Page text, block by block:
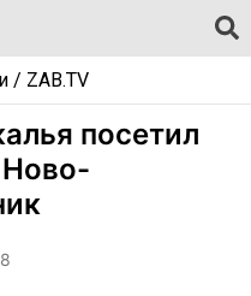
/ ZAB.TV
посетил